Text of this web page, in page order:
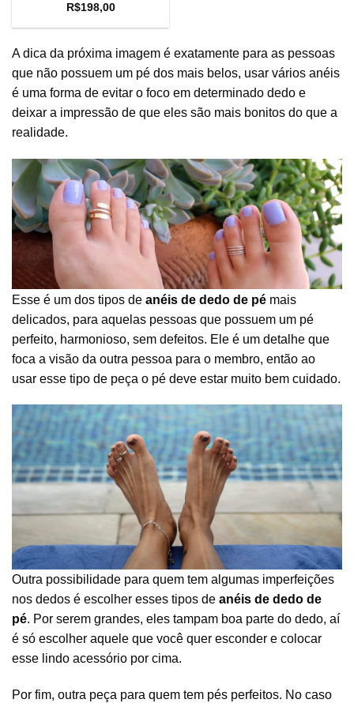
R$198,00
A dica da próxima imagem é exatamente para as pessoas
que não possuem um pé dos mais belos, usar vários anéis
é uma forma de evitar o foco em determinado dedo e
deixar a impressão de que eles são mais bonitos do que a
realidade.
Esse é um dos tipos de anéis de dedo de pé mais
delicados, para aquelas pessoas que possuem um pé
perfeito, harmonioso, sem defeitos. Ele é um detalhe que
foca a visão da outra pessoa para o membro, então ao
usar esse tipo de peça o pé deve estar muito bem cuidado.
Outra possibilidade para quem tem algumas imperfeições
nos dedos é escolher esses tipos de anéis de dedo de
pé. Por serem grandes, eles tampam boa parte do dedo, aí
é só escolher aquele que você quer esconder e colocar
esse lindo acessório por cima.
Por fim, outra peça para quem tem pés perfeitos. No caso